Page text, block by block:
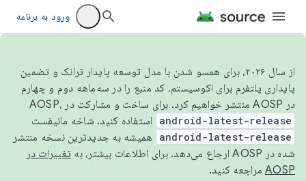
ورود به برنامه
از سال ۲۰۲۶، برای همسو شدن با مدل توسعه پایدار ترانک و تضمین
پایداری پلتفرم برای اکوسیستم، کد منبع را در سه‌ماهه دوم و چهارم
در AOSP منتشر خواهیم کرد. برای ساخت و مشارکت در AOSP،
android-latest-release استفاده کنید. شاخه مانیفست
android-latest-release
همیشه به جدیدترین نسخه منتشر
شده در AOSP ارجاع می‌دهد. برای اطلاعات بیشتر، به
تغییرات در
AOSP مراجعه کنید.